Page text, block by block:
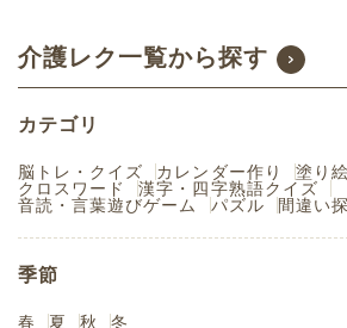
介護レク一覧から探す
カテゴリ
脳トレ・クイズ カレンダー作り 塗り絵
クロスワード
漢字・四字熟語クイズ
音読・言葉遊びゲーム
パズル 間違い
季節
春 夏 秋 冬